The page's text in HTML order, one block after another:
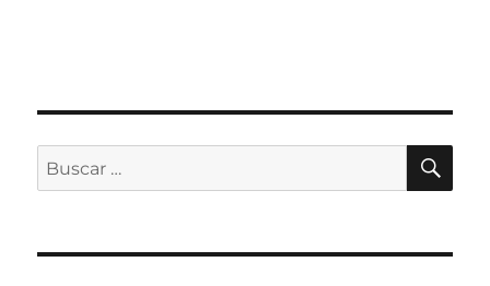
Buscar
por: